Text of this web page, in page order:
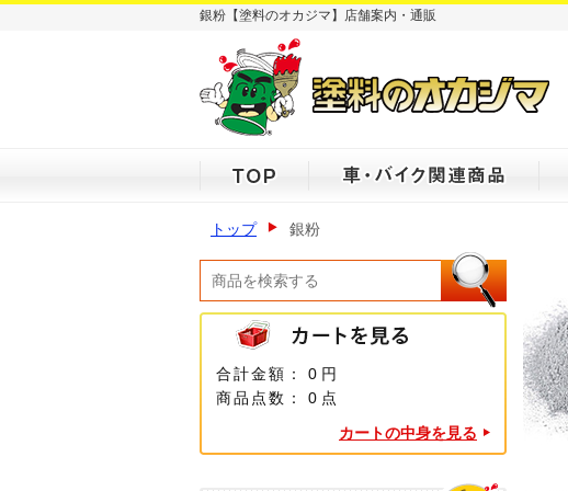
銀粉【塗料のオカジマ】店舗案内・通販
トップ 銀粉
合計金額：
0 円
商品点数：
0 点
カートの中身を見る